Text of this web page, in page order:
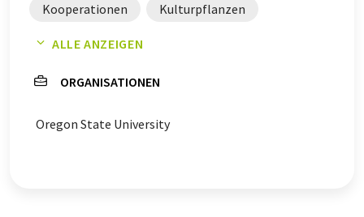
Kooperationen Kulturpflanzen
Gesundheit Genomanalysen
ALLE ANZEIGEN
ORGANISATIONEN
Oregon State University